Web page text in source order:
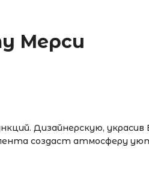
Мерси
Дизайнерскую,
создаст атмосферу